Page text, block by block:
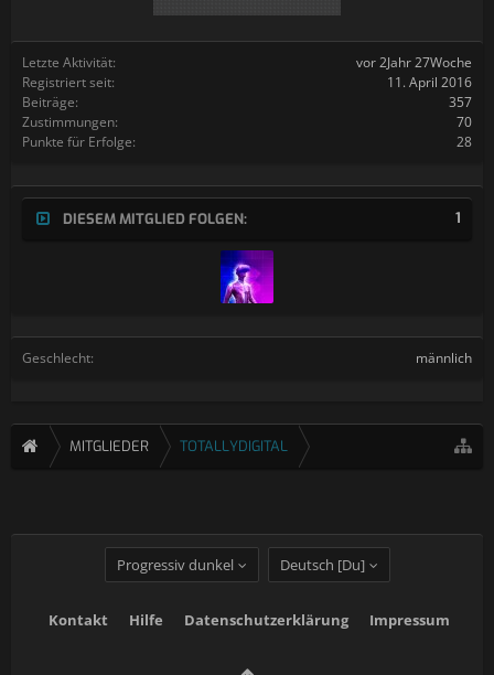
Letzte Aktivität:
vor 2Jahr 27Woche
Registriert seit:
11. April 2016
Beiträge:
357
Zustimmungen:
70
Punkte für Erfolge:
28
DIESEM MITGLIED FOLGEN: 1
Geschlecht: männlich
MITGLIEDER TOTALLYDIGITAL
Progressiv dunkel Deutsch [Du]
Kontakt Hilfe Datenschutzerklärung Impressum